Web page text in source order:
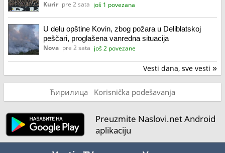
Kurir pre 2 sata još 1 povezana
U delu opštine Kovin, zbog požara u Deliblatskoj
peščari, proglašena vanredna situacija
Nova pre 2 sata još 2 povezane
Vesti dana, sve vesti »
Ћирилица Korisnička podešavanja
Preuzmite Naslovi.net Android
aplikaciju